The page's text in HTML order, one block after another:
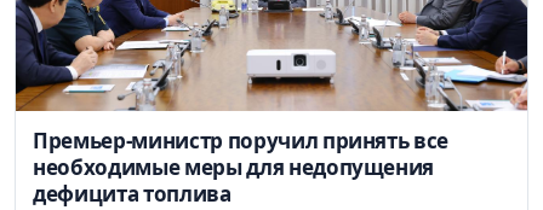
Премьер-министр поручил принять все
необходимые меры для недопущения
дефицита топлива